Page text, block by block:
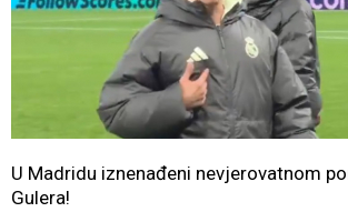
U Madridu iznenađeni nevjerovatnom
Gulera!